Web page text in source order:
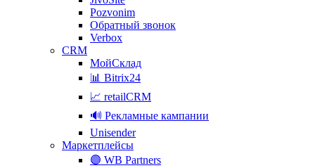
Pozvonim
Обратный звонок
Verbox
CRM
МойСклад
📊 Bitrix24
📈 retailCRM
🔊 Рекламные кампании
Unisender
Маркетплейсы
🟣 WB Partners